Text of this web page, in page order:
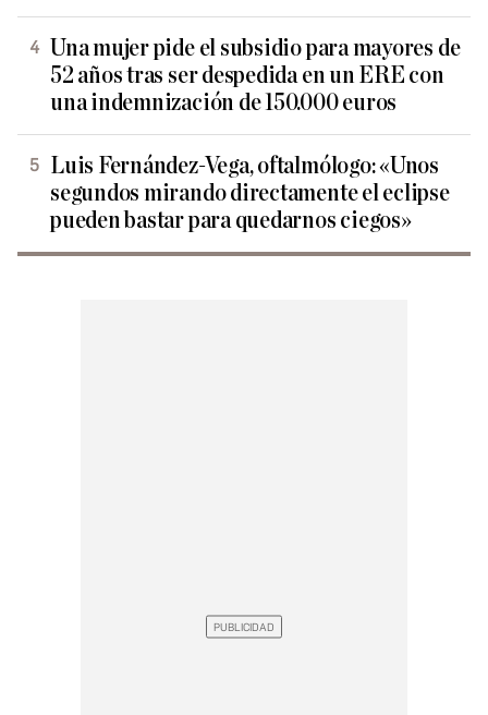
Una mujer pide el subsidio para mayores de
52 años tras ser despedida en un ERE con
una indemnización de 150.000 euros
Luis Fernández-Vega, oftalmólogo: «Unos
segundos mirando directamente el eclipse
pueden bastar para quedarnos ciegos»